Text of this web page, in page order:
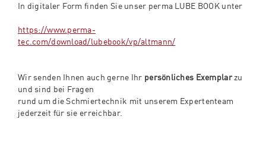
In digitaler Form finden Sie unser perma LUBE BOOK unter
https://www.perma-
tec.com/download/lubebook/vp/altmann/
Wir senden Ihnen auch gerne Ihr persönliches Exemplarzu
und sind bei Fragen
rund um die Schmiertechnik mit unserem Expertenteam
jederzeit für sie erreichbar.